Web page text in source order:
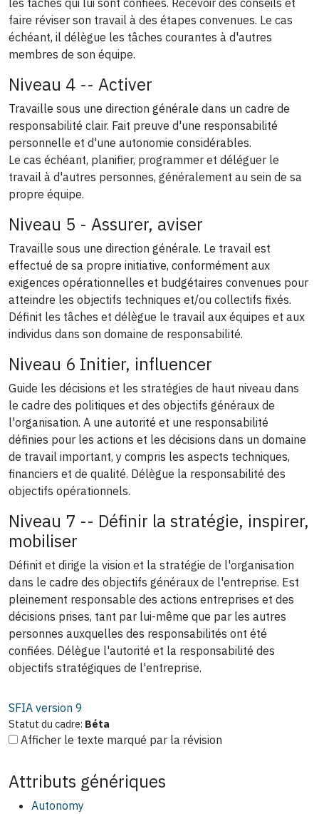
les tâches qui lui sont confiées. Recevoir des conseils et
faire réviser son travail à des étapes convenues. Le cas
échéant, il délègue les tâches courantes à d'autres
membres de son équipe.
Niveau 4 -- Activer
Travaille sous une direction générale dans un cadre de
responsabilité clair. Fait preuve d'une responsabilité
personnelle et d'une autonomie considérables.
Le cas échéant, planifier, programmer et déléguer le
travail à d'autres personnes, généralement au sein de sa
propre équipe.
Niveau 5 - Assurer, aviser
Travaille sous une direction générale. Le travail est
effectué de sa propre initiative, conformément aux
exigences opérationnelles et budgétaires convenues pour
atteindre les objectifs techniques et/ou collectifs fixés.
Définit les tâches et délègue le travail aux équipes et aux
individus dans son domaine de responsabilité.
Niveau 6 Initier, influencer
Guide les décisions et les stratégies de haut niveau dans
le cadre des politiques et des objectifs généraux de
l'organisation. A une autorité et une responsabilité
définies pour les actions et les décisions dans un domaine
de travail important, y compris les aspects techniques,
financiers et de qualité. Délègue la responsabilité des
objectifs opérationnels.
Niveau 7 -- Définir la stratégie, inspirer,
mobiliser
Définit et dirige la vision et la stratégie de l'organisation
dans le cadre des objectifs généraux de l'entreprise. Est
pleinement responsable des actions entreprises et des
décisions prises, tant par lui-même que par les autres
personnes auxquelles des responsabilités ont été
confiées. Délègue l'autorité et la responsabilité des
objectifs stratégiques de l'entreprise.
SFIA version 9
Statut du cadre: Béta
Afficher le texte marqué par la révision
Attributs génériques
Autonomy